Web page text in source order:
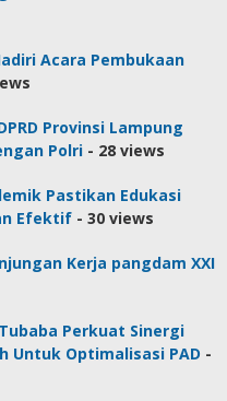
Acara Pembukaan
Provinsi Lampung
Polri - 28 views
Pastikan Edukasi
Efektif - 30 views
Kerja pangdam XXI
Perkuat Sinergi
Untuk Optimalisasi PAD -